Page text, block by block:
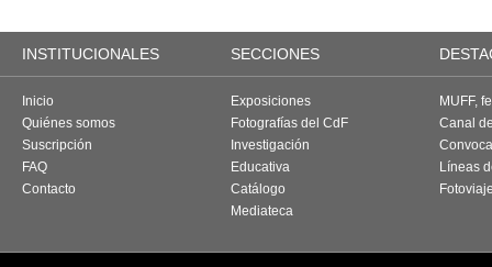
INSTITUCIONALES SECCIONES
Inicio
Quiénes somos
Suscripción
FAQ
Contacto
Exposiciones
Fotografías del CdF
Investigación
Educativa
Catálogo
Mediateca
MUFF,
Canal
Líneas